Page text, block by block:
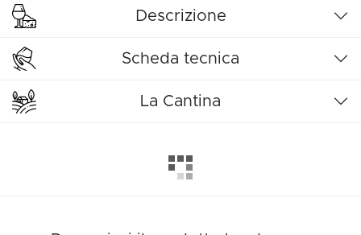
Descrizione
Scheda tecnica
La Cantina